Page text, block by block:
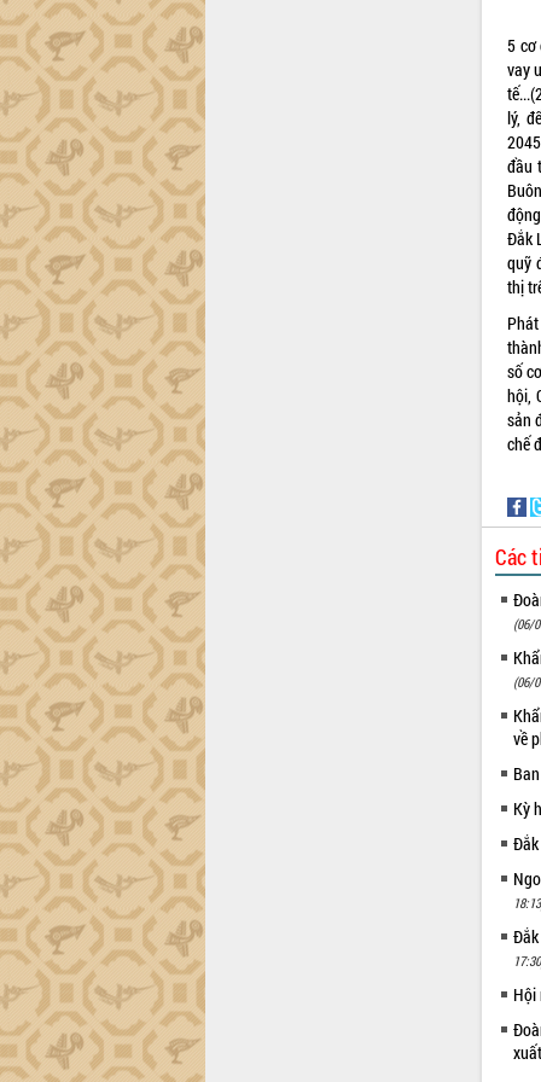
5 cơ
vay
lý,
đầu
Đắk
quỹ
thị
số
hội,
sản
chế
Các
(06/
(06/
về
Kỳ
Hội